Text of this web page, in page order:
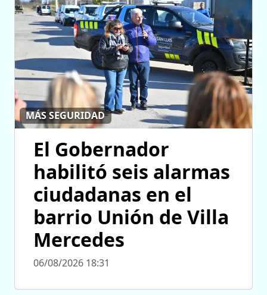
MÁS SEGURIDAD
El Gobernador
habilitó seis alarmas
ciudadanas en el
barrio Unión de Villa
Mercedes
06/08/2026 18:31